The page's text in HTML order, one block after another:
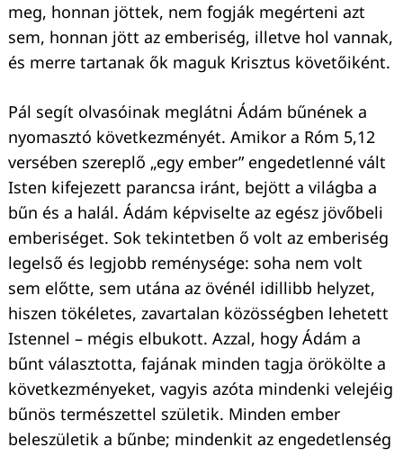
meg, honnan jöttek, nem fogják megérteni azt
sem, honnan jött az emberiség, illetve hol vannak,
és merre tartanak ők maguk Krisztus követőiként.
Pál segít olvasóinak meglátni Ádám bűnének a
nyomasztó következményét. Amikor a Róm 5,12
versében szereplő „egy ember” engedetlenné vált
Isten kifejezett parancsa iránt, bejött a világba a
bűn és a halál. Ádám képviselte az egész jövőbeli
emberiséget. Sok tekintetben ő volt az emberiség
legelső és legjobb reménysége: soha nem volt
sem előtte, sem utána az övénél idillibb helyzet,
hiszen tökéletes, zavartalan közösségben lehetett
Istennel – mégis elbukott. Azzal, hogy Ádám a
bűnt választotta, fajának minden tagja örökölte a
következményeket, vagyis azóta mindenki velejéig
bűnös természettel születik. Minden ember
beleszületik a bűnbe; mindenkit az engedetlenség